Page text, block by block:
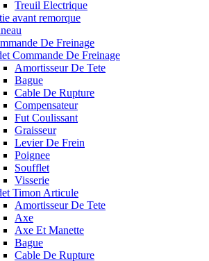
Treuil Electrique
avant remorque
De Freinage
Commande De Freinage
Amortisseur De Tete
Bague
Cable De Rupture
Compensateur
Fut Coulissant
Graisseur
Levier De Frein
Poignee
Soufflet
Visserie
Timon Articule
Amortisseur De Tete
Axe
Axe Et Manette
Bague
Cable De Rupture